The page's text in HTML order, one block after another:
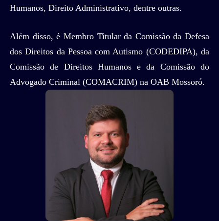
Humanos, Direito Administrativo, dentre outras.
Além disso, é Membro Titular da Comissão da Defesa
dos Direitos da Pessoa com Autismo (CODEDIPA), da
Comissão de Direitos Humanos e da Comissão do
Advogado Criminal (COMACRIM) na OAB Mossoró.